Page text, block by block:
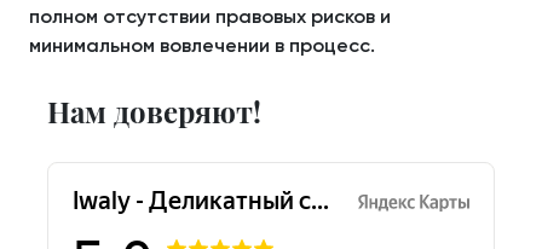
полном отсутствии правовых рисков и
минимальном вовлечении в процесс.
Нам доверяют!